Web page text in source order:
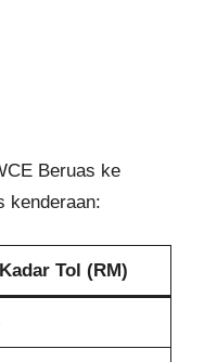
Beruas ke
kenderaan:
Kadar Tol (RM)